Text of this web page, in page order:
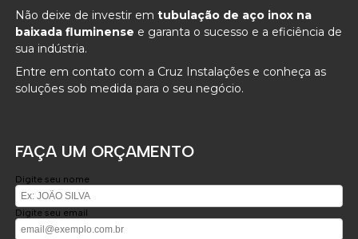
Não deixe de investir emtubulação de aço inox na
baixada fluminense e garanta o sucesso e a eficiência de
sua indústria.
Entre em contato com a Cruz Instalações e conheça as
soluções sob medida para o seu negócio.
FAÇA UM ORÇAMENTO
Digite seu nome
Digite seu email